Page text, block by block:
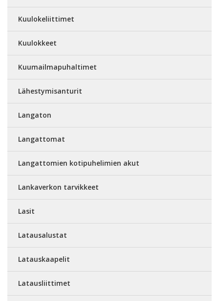
Kuulokeliittimet
Kuulokkeet
Kuumailmapuhaltimet
Lähestymisanturit
Langaton
Langattomat
Langattomien kotipuhelimien akut
Lankaverkon tarvikkeet
Lasit
Latausalustat
Latauskaapelit
Latausliittimet